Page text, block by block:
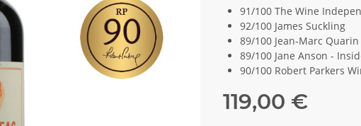
91/100 The Wine
92/100 James Suckling
89/100 Jean-Marc Quarin
89/100 Jane Anson -
90/100 Robert Parkers
119,00 €